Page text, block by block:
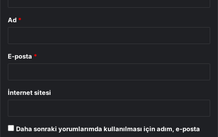
Ad *
E-posta *
İnternet sitesi
Daha sonraki yorumlarımda kullanılması için adım, e-posta